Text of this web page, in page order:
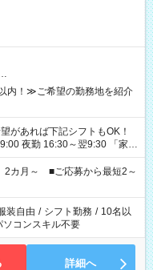
内！≫ご希望の勤務地を紹介
勤 16:30～翌9:30 「家族
って夕飯の準備がしたい」
ど、ご希望を教えてください
合計で週40時間を超える場
2カ月～ ■ご応募から最短2～
装自由 / シフト勤務 / 10名以
ソコンスキル不要
詳細へ